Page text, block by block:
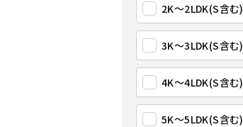
2K〜2LDK(S含む)
3K〜3LDK(S含む)
4K〜4LDK(S含む)
5K〜5LDK(S含む)